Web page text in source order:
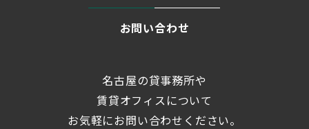
お問い合わせ
名古屋の貸事務所や
賃貸オフィスについて
お気軽にお問い合わせください。